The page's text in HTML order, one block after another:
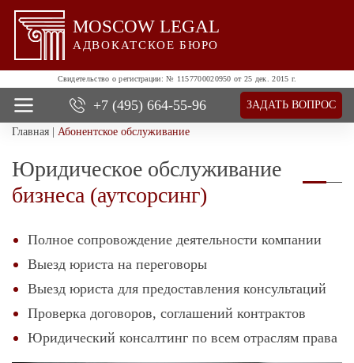
MOSCOW LEGAL
АДВОКАТСКОЕ БЮРО
Свидетельство о регистрации:№ 1157700020950 от 25 дек. 2015 г.
О нас
Цены
Отзывы
Контакты
+7 (495) 664-55-96 ЗАДАТЬ ВОПРОС
Главная Абонентское обслуживание
Юридическое обслуживание
бизнеса (аутсорсинг)
Полное сопровождение деятельности компании
Выезд юриста на переговоры
Выезд юриста для предоставления консультаций
Проверка договоров, соглашений контрактов
Юридический консалтинг по всем отраслям права